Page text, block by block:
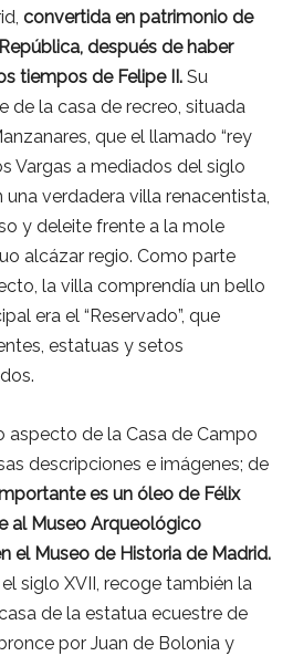
convertida en patrimonio de
después de haber
tiempos de Felipe II. Su
de la casa de recreo, situada
que el llamado “rey
Vargas a mediados del siglo
una verdadera villa renacentista,
y deleite frente a la mole
alcázar regio. Como parte
la villa comprendía un bello
era el “Reservado”, que
estatuas y setos
aspecto de la Casa de Campo
descripciones e imágenes; de
es un óleo de Félix
al Museo Arqueológico
el Museo de Historia de Madrid.
siglo XVII, recoge también la
de la estatua ecuestre de
por Juan de Bolonia y